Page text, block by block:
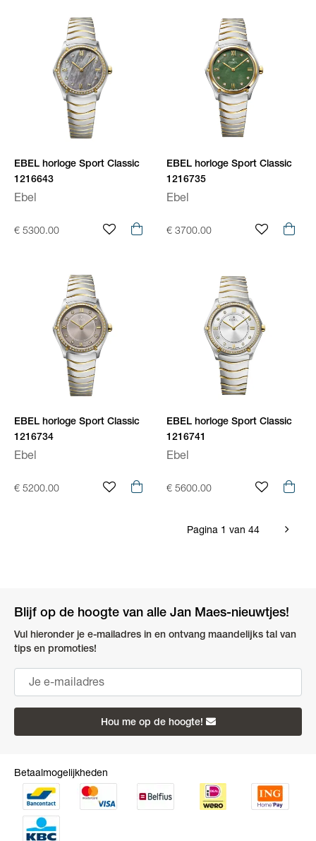
EBEL horloge Sport Classic
1216643
Ebel
€ 5300.00
EBEL horloge Sport Classic
1216735
Ebel
€ 3700.00
EBEL horloge Sport Classic
1216734
Ebel
€ 5200.00
EBEL horloge Sport Classic
1216741
Ebel
€ 5600.00
Pagina 1 van 44
Blijf op de hoogte van alle Jan Maes-nieuwtjes!
Vul hieronder je e-mailadres in en ontvang maandelijks tal van
tips en promoties!
Hou me op de hoogte!
Betaalmogelijkheden